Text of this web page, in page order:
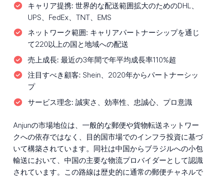
キャリア提携: 世界的な配送範囲拡大のためのDHL、
UPS、FedEx、TNT、EMS
ネットワーク範囲: キャリアパートナーシップを通じ
て220以上の国と地域への配送
売上成長: 最近の3年間で年平均成長率110%超
注目すべき顧客: Shein、2020年からパートナーシッ
プ
サービス理念: 誠実さ、効率性、忠誠心、プロ意識
Anjunの市場地位は、一般的な郵便や貨物転送ネットワー
クへの依存ではなく、目的国市場でのインフラ投資に基づ
いて構築されています。同社は中国からブラジルへの小包
輸送において、中国の主要な物流プロバイダーとして認識
されています。この路線は歴史的に通常の郵便チャネルで